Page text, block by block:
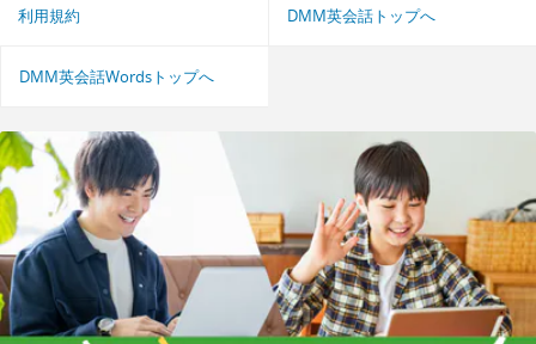
利用規約 DMM英会話トップへ
DMM英会話Wordsトップへ